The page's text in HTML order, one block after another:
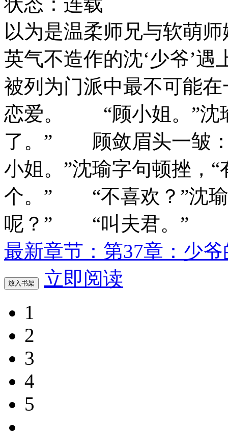
以为是温柔师兄与软萌
英气不造作的沈‘少爷’遇
被列为门派中最不可能
恋爱。 “顾小姐。”沈
了。” 顾敛眉头一皱
小姐。”沈瑜字句顿挫
个。” “不喜欢？”沈瑜
呢？” “叫夫君。”
最新章节：第37章：少
放入书架
立即阅读
1
2
3
4
5